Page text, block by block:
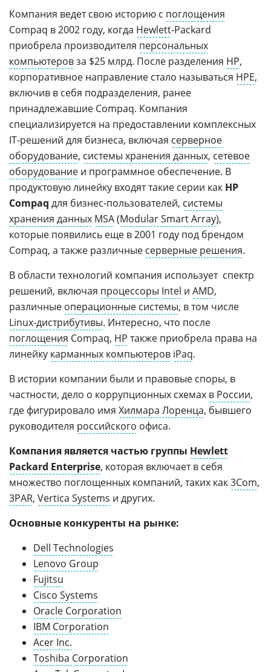
Компания ведет свою историю с поглощения
Compaq в 2002 году, когда Hewlett-Packard
приобрела производителя персональных
компьютеровза $25 млрд. После разделения HP,
корпоративное направление стало называться HPE,
включив в себя подразделения, ранее
принадлежавшие Compaq. Компания
специализируется на предоставлении комплексных
IT-решений для бизнеса, включая серверное
оборудование, системы хранения данных, сетевое
оборудование и программное обеспечение. В
продуктовую линейку входят такие серии как HP
Compaq для бизнес-пользователей, системы
хранения данных MSA(Modular Smart Array),
которые появились еще в 2001 году под брендом
Compaq, а также различные серверные решения.
В области технологий компания использует спектр
решений, включая процессоры Intel и AMD,
различные операционные системы, в том числе
Linux-дистрибутивы. Интересно, что после
поглощения Compaq, HP также приобрела права на
линейку карманных компьютеров iPaq.
В истории компании были и правовые споры, в
частности, дело о коррупционных схемах в России,
где фигурировало имя Хилмара Лоренца, бывшего
руководителя российского офиса.
Компания является частью группы Hewlett
Packard Enterprise, которая включает в себя
множество поглощенных компаний, таких как3Com,
3PAR, Vertica Systems и других.
Основные конкуренты на рынке:
Dell Technologies
Lenovo Group
Fujitsu
Cisco Systems
Oracle Corporation
IBM Corporation
Acer Inc.
Toshiba Corporation